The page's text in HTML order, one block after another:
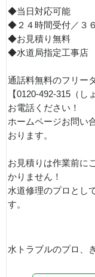
◆当日対応可能
◆２４時間受付／３
◆お見積り無料
◆水道局指定工事店
通話料無料のフリー
【0120-492-315（
お電話ください！
ホームページお問い
おります。
お見積りは作業前に
かりません！
水道修理のプロとし
す。
水トラブルのプロ、